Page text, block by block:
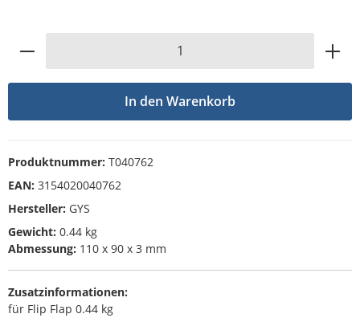
Produkt Anzahl: Gib den gewünschten
In den Warenkorb
Produktnummer: T040762
EAN: 3154020040762
Hersteller: GYS
Gewicht: 0.44 kg
Abmessung: 110 x 90 x 3 mm
Zusatzinformationen:
für Flip Flap 0.44 kg